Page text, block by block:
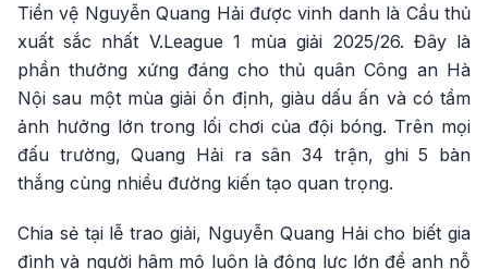
Tiền vệ Nguyễn Quang Hải được vinh danh là Cầu thủ
xuất sắc nhất V.League 1 mùa giải 2025/26. Đây là
phần thưởng xứng đáng cho thủ quân Công an Hà
Nội sau một mùa giải ổn định, giàu dấu ấn và có tầm
ảnh hưởng lớn trong lối chơi của đội bóng. Trên mọi
đấu trường, Quang Hải ra sân 34 trận, ghi 5 bàn
thắng cùng nhiều đường kiến tạo quan trọng.
Chia sẻ tại lễ trao giải, Nguyễn Quang Hải cho biết gia
đình và người hâm mộ luôn là động lực lớn để anh nỗ